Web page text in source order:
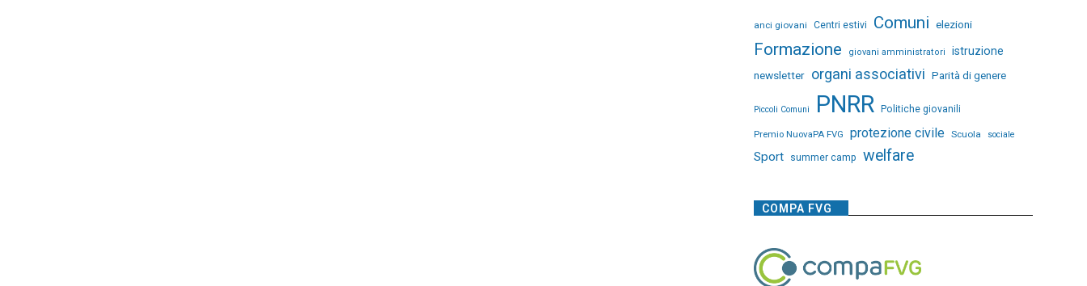
anci giovani Centri estivi Comuni elezioni
Formazione giovani amministratori
istruzione
newsletter organi associativi Parità di genere
Piccoli Comuni PNRR Politiche giovanili
Premio NuovaPA FVG protezione civile Scuola sociale
Sport summer camp welfare
COMPA FVG